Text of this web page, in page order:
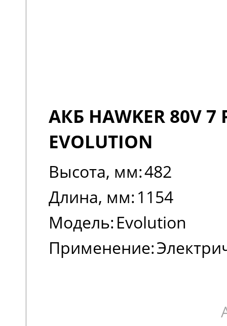
АКБ HAWKER 80V 7
EVOLUTION
Высота, мм:482
Длина, мм: 1154
Модель: Evolution
Применение: